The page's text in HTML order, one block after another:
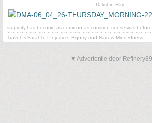
Dakshin Ray
stupidity has become as common as common sense was before
~ ~ ~ ~ ~ ~ ~ ~ ~ ~ ~ ~ ~ ~ ~ ~ ~ ~ ~ ~ ~ ~ ~ ~ ~ ~ ~ ~ ~ ~ ~ ~ ~
Travel Is Fatal To Prejudice, Bigotry and Narrow-Mindedness
▼ Advertentie door Refinery89